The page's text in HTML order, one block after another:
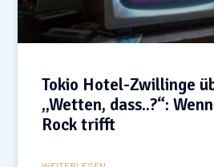
Tokio Hotel-Zwillinge
„Wetten, dass..?“:
Rock trifft